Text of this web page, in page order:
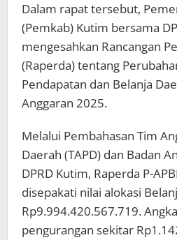
Dalam rapat tersebut,
(Pemkab) Kutim bersama
mengesahkan Rancangan
(Raperda) tentang
Pendapatan dan Belanja
Anggaran 2025.
Melalui Pembahasan Tim
Daerah (TAPD) dan Badan
DPRD Kutim, Raperda P-
disepakati nilai alokasi
Rp9.994.420.567.719.
pengurangan sekitar